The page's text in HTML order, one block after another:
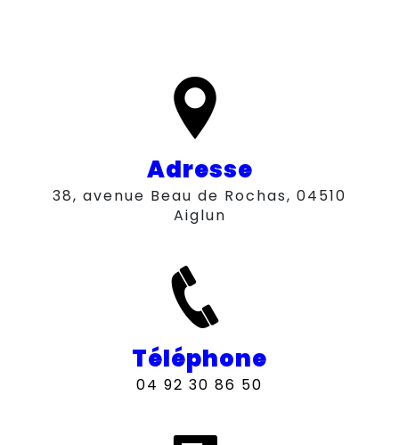
Adresse
38, avenue Beau de Rochas, 04510
Aiglun
Téléphone
04 92 30 86 50